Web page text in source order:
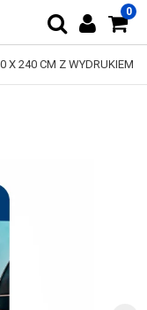
0
X 240 CM Z WYDRUKIEM